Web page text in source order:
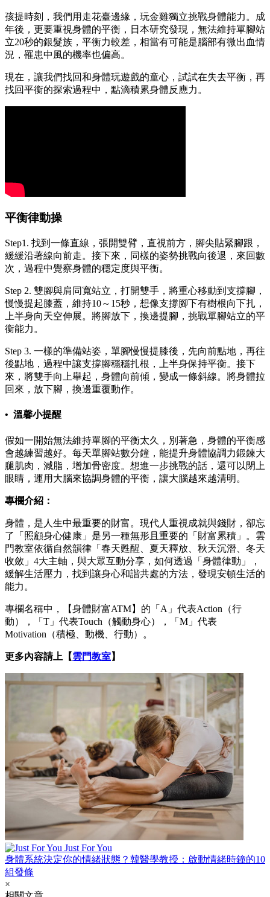
孩提時刻，我們用走花臺邊緣，玩金雞獨立挑戰身體能力。成
年後，更要重視身體的平衡，日本研究發現，無法維持單腳站
立20秒的銀髮族，平衡力較差，相當有可能是腦部有微出血情
況，罹患中風的機率也偏高。
現在，讓我們找回和身體玩遊戲的童心，試試在失去平衡，再
找回平衡的探索過程中，點滴積累身體反應力。
平衡律動操
Step1. 找到一條直線，張開雙臂，直視前方，腳尖貼緊腳跟，
緩緩沿著線向前走。接下來，同樣的姿勢挑戰向後退，來回數
次，過程中覺察身體的穩定度與平衡。
Step 2. 雙腳與肩同寬站立，打開雙手，將重心移動到支撐腳，
慢慢提起膝蓋，維持10～15秒，想像支撐腳下有樹根向下扎，
上半身向天空伸展。將腳放下，換邊提腳，挑戰單腳站立的平
衡能力。
Step 3. 一樣的準備站姿，單腳慢慢提膝後，先向前點地，再往
後點地，過程中讓支撐腳穩穩扎根，上半身保持平衡。接下
來，將雙手向上舉起，身體向前傾，變成一條斜線。將身體拉
回來，放下腳，換邊重覆動作。
• 溫馨小提醒
假如一開始無法維持單腳的平衡太久，別著急，身體的平衡感
會越練習越好。每天單腳站數分鐘，能提升身體協調力鍛鍊大
腿肌肉，減脂，增加骨密度。想進一步挑戰的話，還可以閉上
眼睛，運用大腦來協調身體的平衡，讓大腦越來越清明。
專欄介紹：
身體，是人生中最重要的財富。現代人重視成就與錢財，卻忘
了「照顧身心健康」是另一種無形且重要的「財富累積」。雲
門教室依循自然韻律「春天甦醒、夏天釋放、秋天沉潛、冬天
收斂」4大主軸，與大眾互動分享，如何透過「身體律動」，
緩解生活壓力，找到讓身心和諧共處的方法，發現安頓生活的
能力。
專欄名稱中，【身體財富ATM】的「A」代表Action（行
動），「T」代表Touch（觸動身心），「M」代表
Motivation（積極、動機、行動）。
更多內容請上【雲門教室】
Just For You
身體系統決定你的情緒狀態？韓醫學教授：啟動情緒時鐘的10
組發條
×